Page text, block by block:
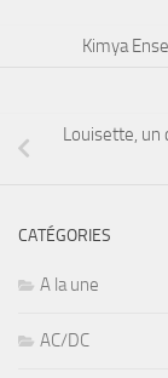
Kimya
Louisette, un
CATÉGORIES
A la une
AC/DC